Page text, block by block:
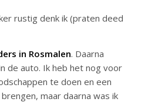
rustig denk ik (praten deed
in Rosmalen. Daarna
de auto. Ik heb het nog voor
te doen en een
maar daarna was ik